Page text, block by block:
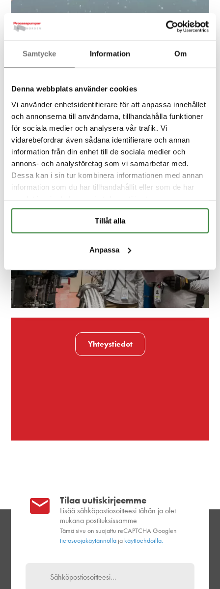
Samtycke Information Om
Denna webbplats använder cookies
Vi använder enhetsidentifierare för att anpassa innehållet
och annonserna till användarna, tillhandahålla funktioner
för sociala medier och analysera vår trafik. Vi
vidarebefordrar även sådana identifierare och annan
information från din enhet till de sociala medier och
annons- och analysföretag som vi samarbetar med.
Dessa kan i sin tur kombinera informationen med annan
information som du har tillhandahållit eller som de har
Tillåt alla
Anpassa
dokumentaatiota…
Hae
Sinun projektisi
on meille tärkeä
Tavataan siten kuin sinulle parhaiten sopii
Yhteystiedot
Tilaa uutiskirjeemme
Lisää sähköpostiosoitteesi tähän ja olet
mukana postituksissamme
Tämä sivu on suojattu reCAPTCHA Googlen
tietosuojakäytännöllä ja käyttöehdoilla.